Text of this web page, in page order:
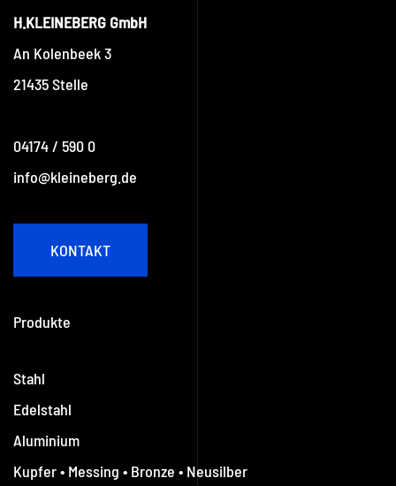
H.KLEINEBERG GmbH
An Kolenbeek 3
21435 Stelle
04174 / 590 0
info@kleineberg.de
KONTAKT
Produkte
Stahl
Edelstahl
Aluminium
Kupfer • Messing • Bronze • Neusilber